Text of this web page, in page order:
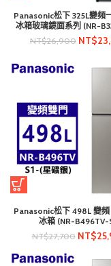
Panasonic松下 325L變頻
冰箱玻璃鏡面系列 (NR-
NT$26,900 NT$
Panasonic松下 498L 變頻
冰箱 (NR-B496TV-
NT$27,700 NT$